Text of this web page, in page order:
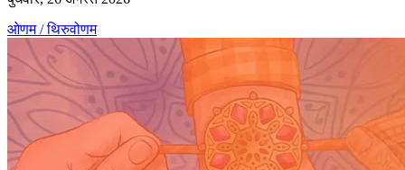
ओणम / थिरुवोणम